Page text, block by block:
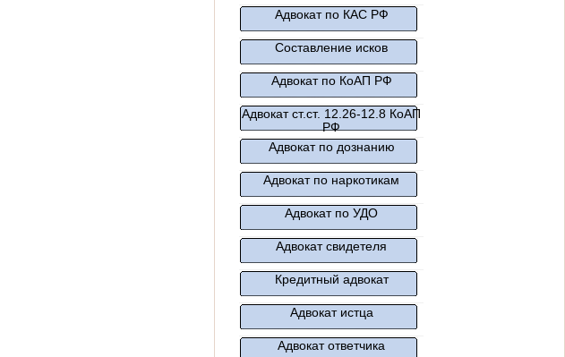
Адвокат по КАС РФ
Составление исков
Адвокат по КоАП РФ
Адвокат ст.ст. 12.26-12.8 КоАП
РФ
Адвокат по дознанию
Адвокат по наркотикам
Адвокат по УДО
Адвокат свидетеля
Кредитный адвокат
Адвокат истца
Адвокат ответчика